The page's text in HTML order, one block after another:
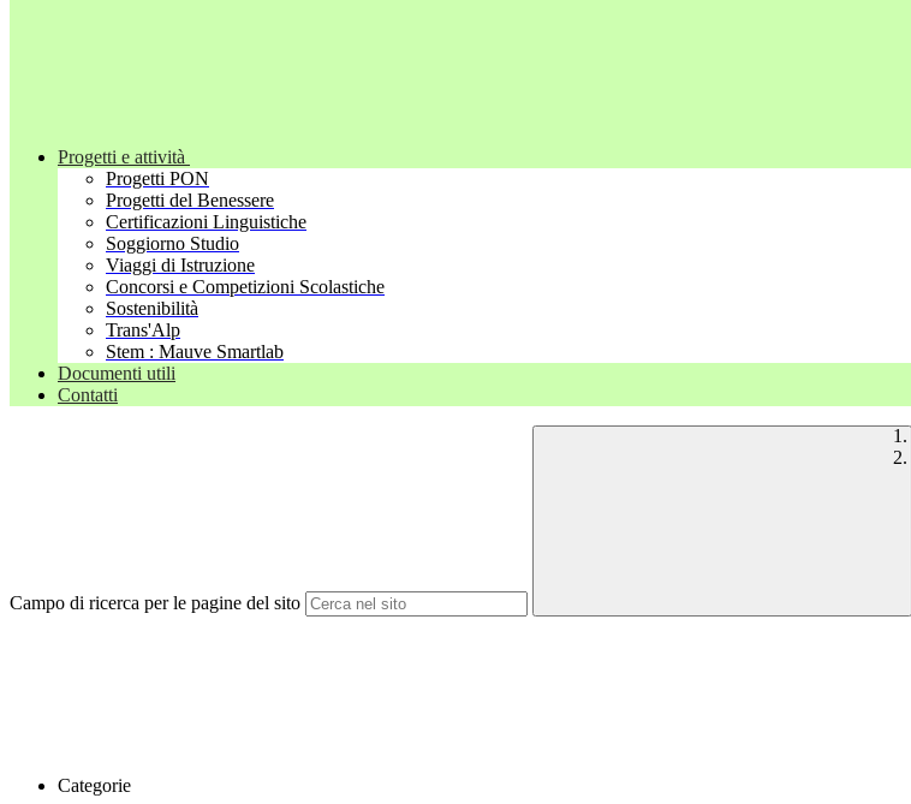
Progetti e attività
Progetti PON
Progetti del Benessere
Certificazioni Linguistiche
Soggiorno Studio
Viaggi di Istruzione
Concorsi e Competizioni Scolastiche
Sostenibilità
Trans'Alp
Stem : Mauve Smartlab
Documenti utili
Contatti
Campo di ricerca per le pagine del sito
Categorie